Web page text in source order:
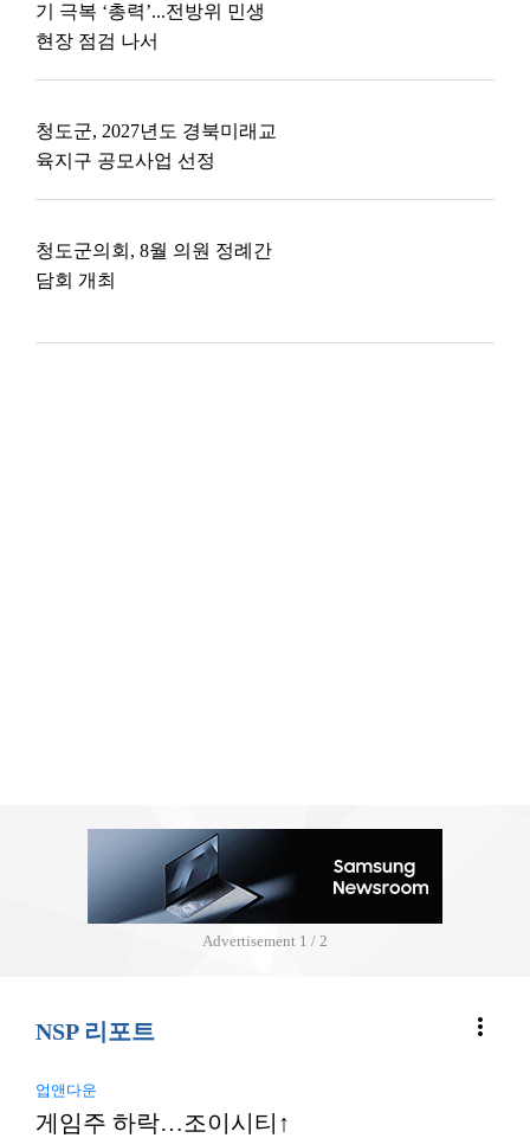
기 극복 ‘총력’...전방위 민생
현장 점검 나서
청도군, 2027년도 경북미래교
육지구 공모사업 선정
청도군의회, 8월 의원 정례간
담회 개최
Advertisement 2 / 2
NSP 리포트 more_vert
업앤다운
게임주 하락…조이시티↑